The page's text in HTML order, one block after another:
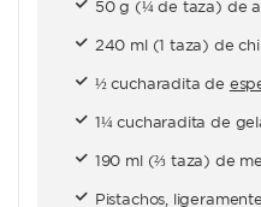
50 g (¼ de taza) de
240 ml (1 taza) de
½ cucharadita de
1¼ cucharadita de
190 ml (⅔ taza) de
Pistachos,